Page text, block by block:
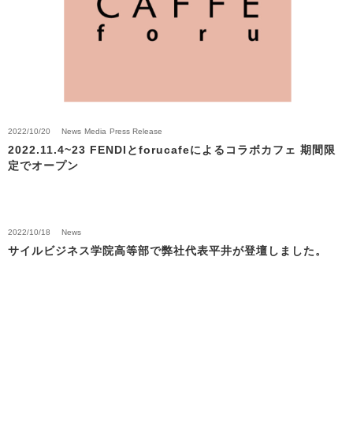
2022/10/20 News Media Press Release
2022.11.4~23 FENDIとforucafeによるコラボカフェ 期間限
定でオープン